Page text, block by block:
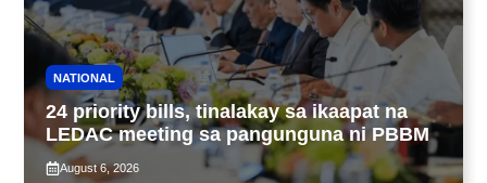
NATIONAL
24 priority bills, tinalakay sa ikaapat na
LEDAC meeting sa pangunguna ni PBBM
August 6, 2026